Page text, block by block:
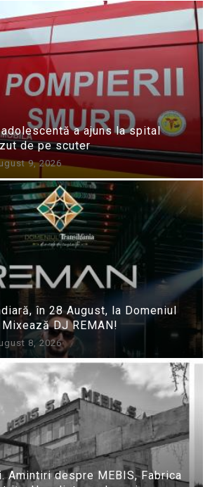
adolescentă a ajuns la spital
de pe scuter
9, 2026
în 28 August, la Domeniul
DJ REMAN!
8, 2026
Amintiri despre MEBIS, Fabrica